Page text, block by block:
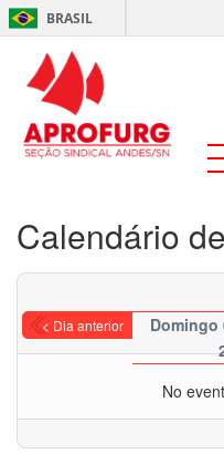
BRASIL
Calendário
< Dia anterior
Domingo
No